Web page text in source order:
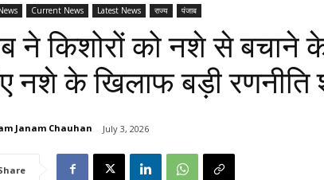
Current News Latest News राज्य पंजाब
ने किशोरों को नशे से बचाने
नशे के खिलाफ बड़ी
Janam Chauhan July 3, 2026